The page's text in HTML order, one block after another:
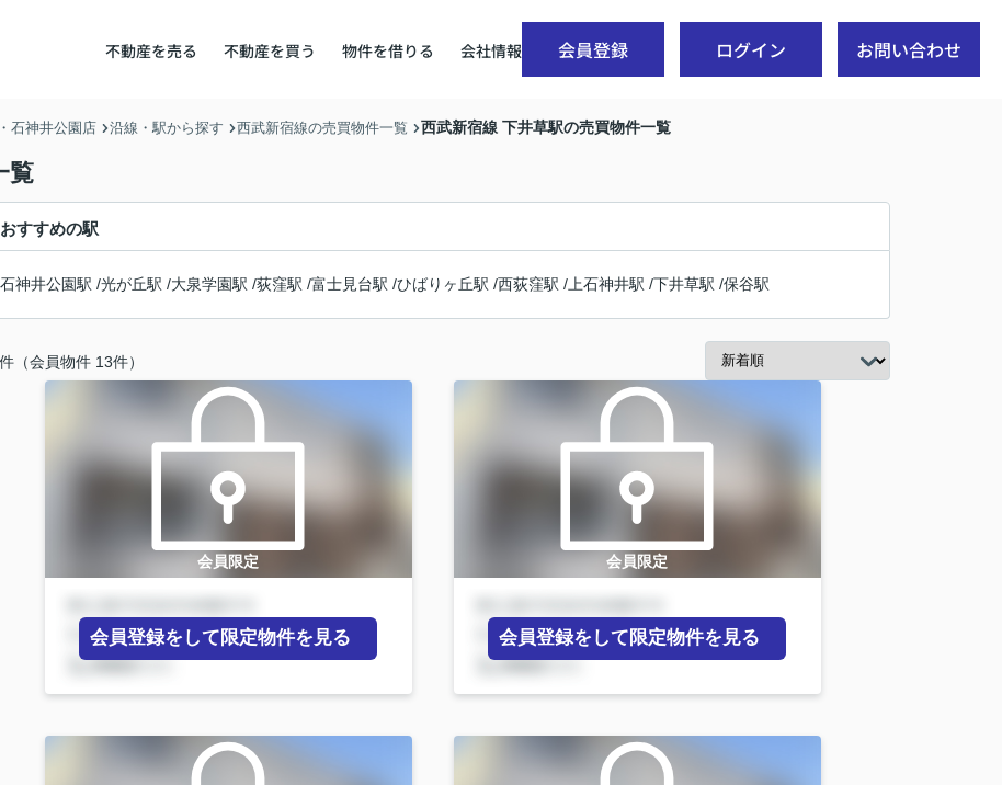
不動産を売る 不動産を買う 物件を借りる 会社情報 会員登録 ログイン お問い合わせ
石神井公園店 沿線・駅から探す 西武新宿線の売買物件一覧 西武新宿線 下井草駅の売買物件一覧
覧
おすすめの駅
石神井公園駅 /光が丘駅 /大泉学園駅 /荻窪駅 /富士見台駅 /ひばりヶ丘駅 /西荻窪駅 / 上石神井駅 /下井草駅 /保谷駅
件（会員物件 13件）
会員限定
会員登録をして限定物件を見る
会員限定
会員登録をして限定物件を見る